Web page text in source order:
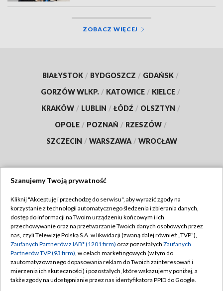
ZOBACZ WIĘCEJ
BIAŁYSTOK / BYDGOSZCZ / GDAŃSK /
GORZÓW WLKP. / KATOWICE / KIELCE /
KRAKÓW / LUBLIN / ŁÓDŹ / OLSZTYN /
OPOLE / POZNAŃ / RZESZÓW /
SZCZECIN / WARSZAWA / WROCŁAW
TVP
Abonament TVP
Emisja w TVP
Centrum informacji TVP
Naziemna Telewizja Cyfrowa
Regulamin TVP
Polityka prywatności
Moje zgody
Pomoc
Szanujemy Twoją prywatność
Kliknij "Akceptuję i przechodzę do serwisu", aby wyrazić zgody na
korzystanie z technologii automatycznego śledzenia i zbierania danych,
dostęp do informacji na Twoim urządzeniu końcowym i ich
przechowywanie oraz na przetwarzanie Twoich danych osobowych przez
nas, czyli Telewizję Polską S.A. w likwidacji (zwaną dalej również „TVP”),
Zaufanych Partnerów z IAB* (1201 firm) oraz pozostałych Zaufanych
Partnerów TVP (93 firm), w celach marketingowych (w tym do
zautomatyzowanego dopasowania reklam do Twoich zainteresowań i
mierzenia ich skuteczności) i pozostałych, które wskazujemy poniżej, a
także zgody na udostępnianie przez nas identyfikatora PPID do Google.